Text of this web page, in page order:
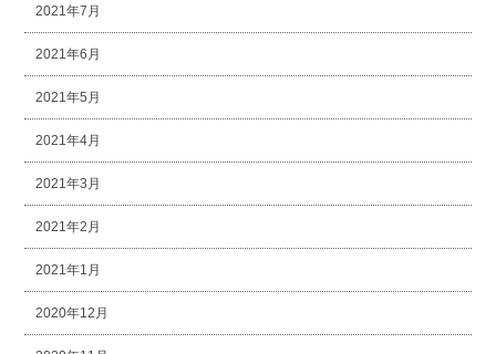
2021年7月
2021年6月
2021年5月
2021年4月
2021年3月
2021年2月
2021年1月
2020年12月